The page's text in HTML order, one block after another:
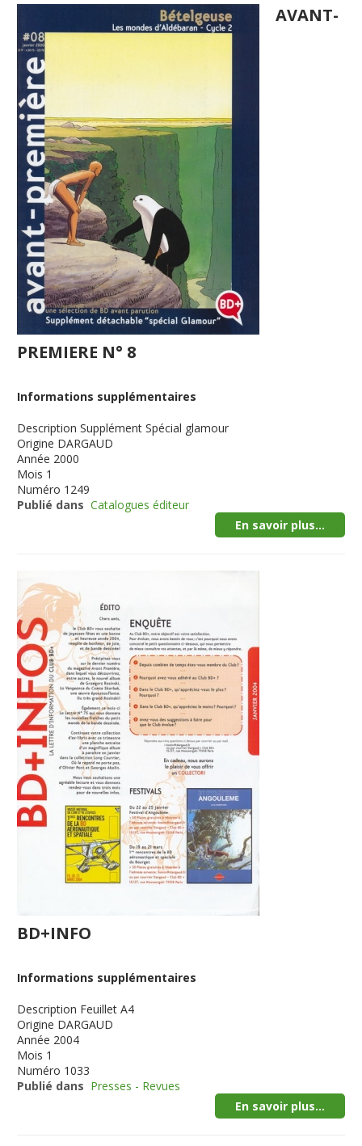
AVANT-
PREMIERE N° 8
Informations supplémentaires
Description Supplément Spécial glamour
Origine DARGAUD
Année 2000
Mois 1
Numéro 1249
Publié dans Catalogues éditeur
En savoir plus...
BD+INFO
Informations supplémentaires
Description Feuillet A4
Origine DARGAUD
Année 2004
Mois 1
Numéro 1033
Publié dans Presses - Revues
En savoir plus...